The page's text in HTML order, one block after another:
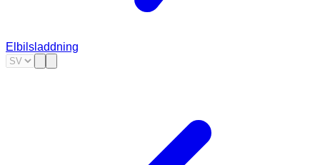
Elbilsladdning